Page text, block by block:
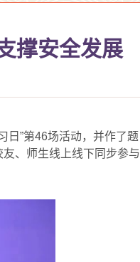
撑安全发展
日 ”第46场活动，并作了题
友、师生线上线下同步参与